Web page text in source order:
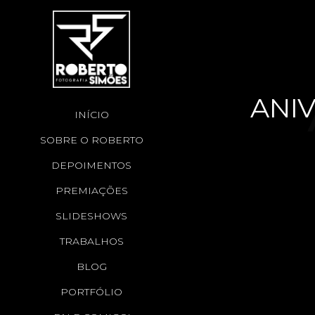
INÍCIO
SOBRE O ROBERTO
DEPOIMENTOS
PREMIAÇÕES
SLIDESHOWS
TRABALHOS
BLOG
PORTFÓLIO